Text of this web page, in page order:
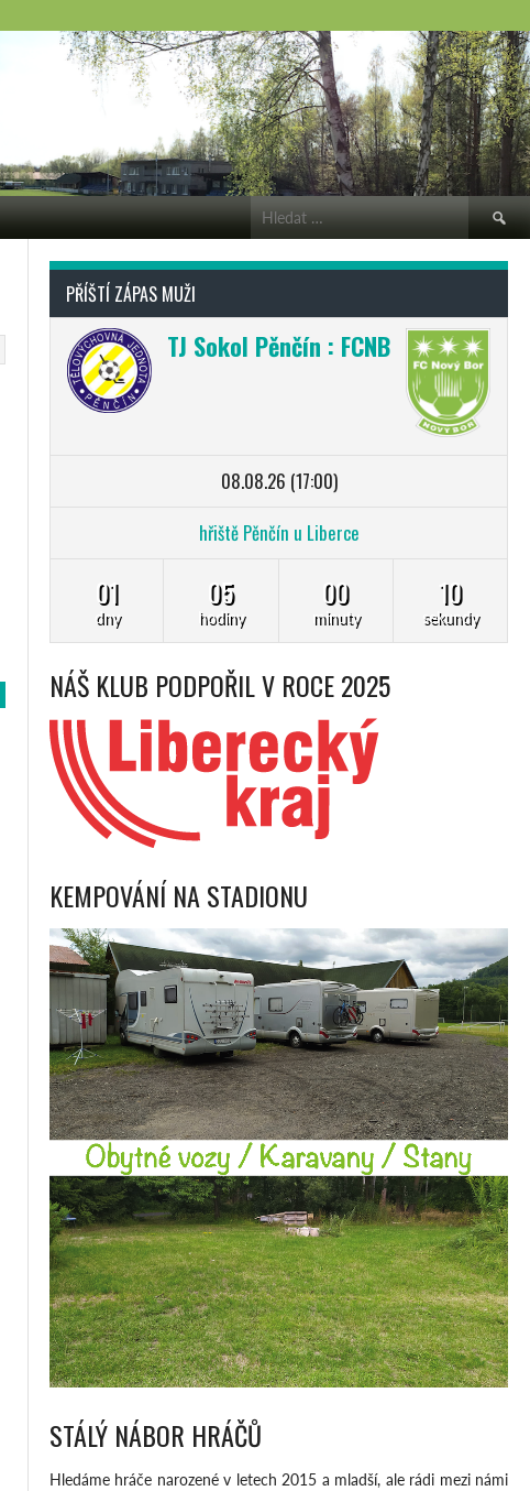
PŘÍŠTÍ ZÁPAS MUŽI
TJ Sokol Pěnčín : FCNB
08.08.26 (17:00)
hřiště Pěnčín u Liberce
01
dny
05
hodiny
00
minuty
09
sekundy
NÁŠ KLUB PODPOŘIL V ROCE 2025
KEMPOVÁNÍ NA STADIONU
STÁLÝ NÁBOR HRÁČŮ
Hledáme hráče narozené v letech 2015 a mladší, ale rádi mezi námi